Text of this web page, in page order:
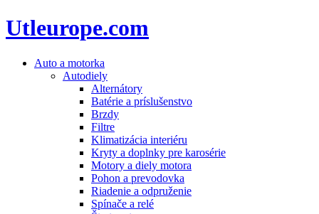
Utleurope.com
Auto a motorka
Autodiely
Alternátory
Batérie a príslušenstvo
Brzdy
Filtre
Klimatizácia interiéru
Kryty a doplnky pre karosérie
Motory a diely motora
Pohon a prevodovka
Riadenie a odpruženie
Spínače a relé